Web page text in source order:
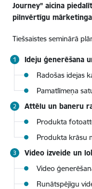
Journey” aicina
pilnvērtīgu
Tiešsaistes seminārā
Ideju ģenerēšana
Radošas idejas
Pamatlīmeņa
Attēlu un baneru
Produkta
Produkta krāsu
Video izveide un
Video
Runātspējīgu